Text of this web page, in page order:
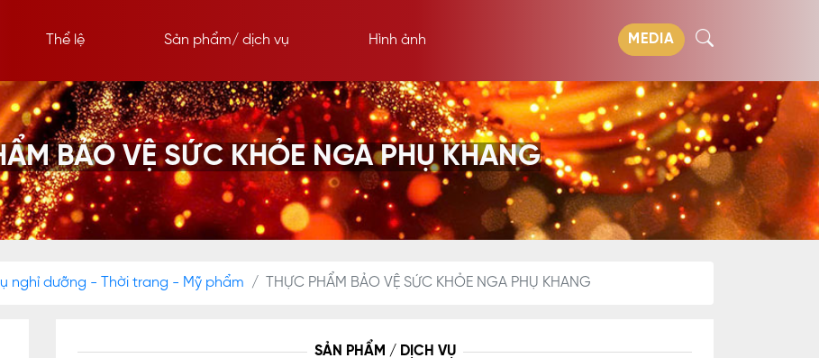
Thể lệ Sản phẩm/ dịch vụ Hình ảnh MEDIA
BẢO VỆ SỨC KHỎE NGA PHỤ KHANG
nghỉ dưỡng - Thời trang - Mỹ phẩm THỰC PHẨM BẢO VỆ SỨC KHỎE NGA PHỤ KHANG
SẢN PHẨM / DỊCH VỤ